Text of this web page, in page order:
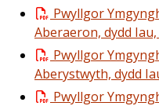
Pwyllgor
Aberaeron, dydd
Pwyllgor
Aberystwyth, dydd
Pwyllgor